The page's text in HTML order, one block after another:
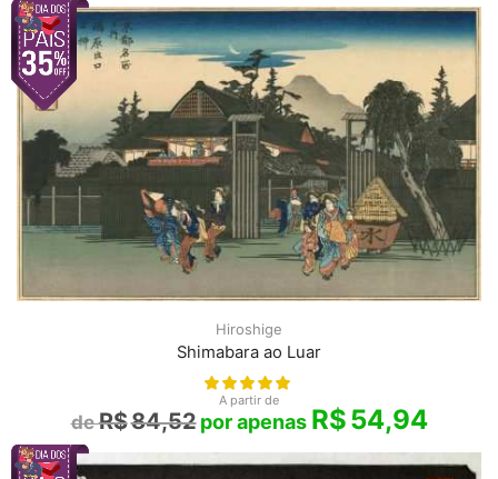
Hiroshige
Shimabara ao Luar
A partir de
R$84,52 R$54,94